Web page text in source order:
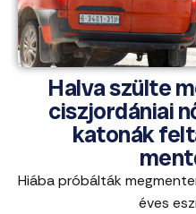
Halva szülte
ciszjordániai
katonák
Hiába próbálták
éves